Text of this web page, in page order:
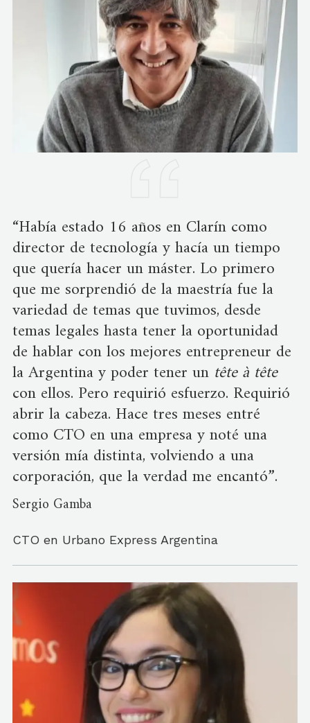
“Había estado 16 años en Clarín como
director de tecnología y hacía un tiempo
que quería hacer un máster. Lo primero
que me sorprendió de la maestría fue la
variedad de temas que tuvimos, desde
temas legales hasta tener la oportunidad
de hablar con los mejores entrepreneur de
la Argentina y poder tener un tête à tête
con ellos. Pero requirió esfuerzo. Requirió
abrir la cabeza. Hace tres meses entré
como CTO en una empresa y noté una
versión mía distinta, volviendo a una
corporación, que la verdad me encantó”.
Sergio Gamba
CTO en Urbano Express Argentina